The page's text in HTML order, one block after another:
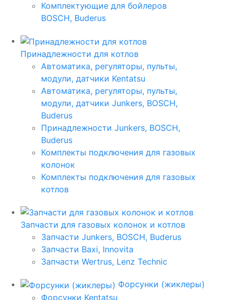
Комплектующие для бойлеров
BOSCH, Buderus
Принадлежности для котлов
Автоматика, регуляторы, пульты,
модули, датчики Kentatsu
Автоматика, регуляторы, пульты,
модули, датчики Junkers, BOSCH,
Buderus
Принадлежности Junkers, BOSCH,
Buderus
Комплекты подключения для газовых
колонок
Комплекты подключения для газовых
котлов
Запчасти для газовых колонок и котлов
Запчасти Junkers, BOSCH, Buderus
Запчасти Baxi, Innovita
Запчасти Wertrus, Lenz Technic
Форсунки (жиклеры)
Форсунки Kentatsu